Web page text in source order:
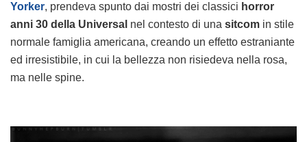
Yorker, prendeva spunto dai mostri dei classici horror
anni 30 della Universal nel contesto di una sitcom in stile
normale famiglia americana, creando un effetto estraniante
ed irresistibile, in cui la bellezza non risiedeva nella rosa,
ma nelle spine.